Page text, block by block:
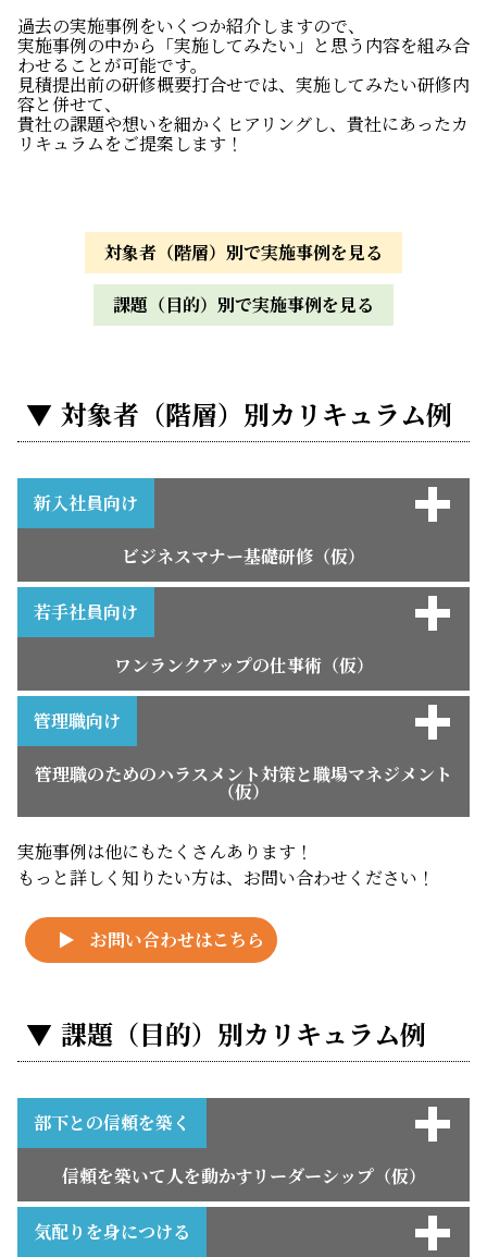
過去の実施事例をいくつか紹介しますので、
実施事例の中から「実施してみたい」と思う内容を組み合
わせることが可能です。
見積提出前の研修概要打合せでは、実施してみたい研修内
容と併せて、
貴社の課題や想いを細かくヒアリングし、貴社にあったカ
リキュラムをご提案します！
対象者（階層）別で実施事例を見る
課題（目的）別で実施事例を見る
対象者（階層）別カリキュラム例
新入社員向け
ビジネスマナー基礎研修（仮）
【セミナー内容】
1．プロフェッショナルなビジネスパーソンとは
2． 実務スキルの前に、3つのビジネス基礎力を身につけ
る！
3．「前に踏み出す力」を身につける！
4．「考え抜く力」を身につける！
5．「チームで働く力」を身につける！
6．私のコミットメント
若手社員向け
ワンランクアップの仕事術（仮）
【セミナー内容】
1．なりたい自分の姿とは？
2．自分にとっての仕事とは？
3．自分の強みと課題、成長目標を考える
4．将来の自分を考える
5．仕事における成長とは？（仕事におけるマインドセッ
ト）
6．ヒューマンスキルを高めるには
7．仕事におけるコミュニケーションの重要性
8．上司・先輩との関わり方
管理職向け
管理職のためのハラスメント対策と職場マネジメント
（仮）
実施事例は他にもたくさんあります！
もっと詳しく知りたい方は、お問い合わせください！
お問い合わせはこちら
課題（目的）別カリキュラム例
部下との信頼を築く
信頼を築いて人を動かすリーダーシップ（仮）
【セミナー内容】
1．リーダーシップとマネジメント
2．信頼に基づくリーダーシップ
3．信頼を築くためのコミュニケーション・スキル
4．信頼して部下に仕事を任せる
5．いつ任せる？どこまで任せる？
6．何を任せる？どのように任せる？
7．まとめ・質疑応答
気配りを身につける